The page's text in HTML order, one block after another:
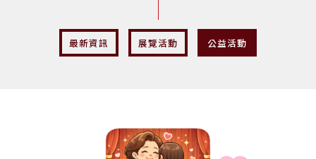
最新資訊 展覽活動 公益活動